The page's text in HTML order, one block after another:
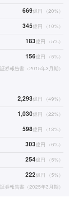
669億円 （20%）
345億円 （ 10%）
183億円 （5%）
156億円 （5%）
券報告書（2015年3月期）
2,293億円 （49%）
1,030億円 （22%）
598億円 （ 13%）
303億円 （6%）
254億円 （5%）
222億円 （5%）
券報告書（2025年3月期）